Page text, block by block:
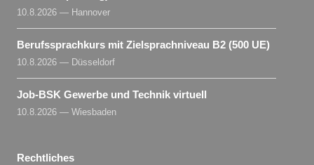
10.8.2026 — Hannover
Berufssprachkurs mit Zielsprachniveau B2 (500 UE)
10.8.2026 — Düsseldorf
Job-BSK Gewerbe und Technik virtuell
10.8.2026 — Wiesbaden
Rechtliches